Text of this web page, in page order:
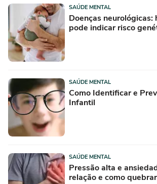
SAÚDE MENTAL
Doenças
pode indicar risco
SAÚDE MENTAL
Como Identificar e
Infantil
SAÚDE MENTAL
Pressão alta e
relação e como